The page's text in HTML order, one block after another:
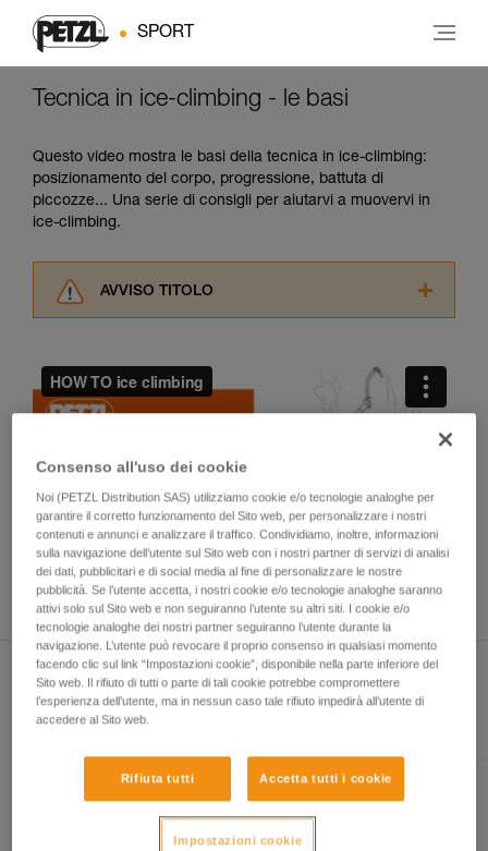
SPORT
Tecnica in ice-climbing - le basi
Questo video mostra le basi della tecnica in ice-climbing:
posizionamento del corpo, progressione, battuta di
piccozze... Una serie di consigli per aiutarvi a muovervi in
ice-climbing.
AVVISO TITOLO
consultarlo. Dovete aver compreso le
informazioni dell’istruzione tecnica per poter
capire queste ulteriori informazioni.
formazione ed un addestramento specifico.
capacità di rifare la manovra, da soli, in piena
sicurezza, prima di riprodurla autonomamente.
Forniamo esempi di tecniche relative alla vostra
attività. Ne possono esistere altre che non
vengono qui descritte.
Presente nell'articolo
LASER
Chiodo da ghiaccio leggero e
Consenso all'uso dei cookie
Noi (PETZL Distribution SAS) utilizziamo cookie e/o tecnologie analoghe per
garantire il corretto funzionamento del Sito web, per personalizzare i nostri
contenuti e annunci e analizzare il traffico. Condividiamo, inoltre, informazioni
sulla navigazione dell’utente sul Sito web con i nostri partner di servizi di analisi
dei dati, pubblicitari e di social media al fine di personalizzare le nostre
pubblicità. Se l’utente accetta, i nostri cookie e/o tecnologie analoghe saranno
attivi solo sul Sito web e non seguiranno l’utente su altri siti. I cookie e/o
tecnologie analoghe dei nostri partner seguiranno l’utente durante la
navigazione. L’utente può revocare il proprio consenso in qualsiasi momento
facendo clic sul link “Impostazioni cookie”, disponibile nella parte inferiore del
Sito web. Il rifiuto di tutti o parte di tali cookie potrebbe compromettere
l’esperienza dell’utente, ma in nessun caso tale rifiuto impedirà all’utente di
accedere al Sito web.
Rifiuta tutti Accetta tutti i cookie
Impostazioni cookie